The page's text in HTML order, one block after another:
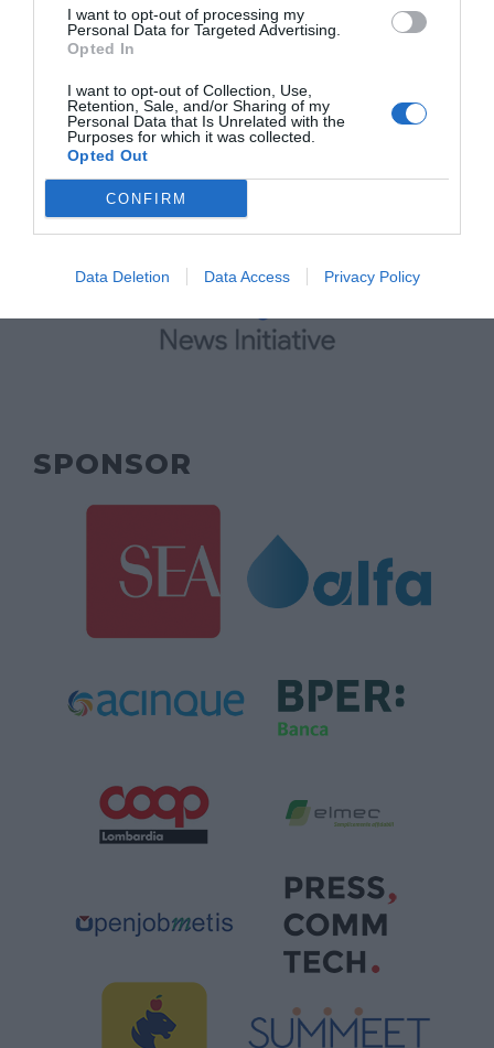
I want to opt-out of processing my
Personal Data for Targeted Advertising.
Opted In
I want to opt-out of Collection, Use,
Retention, Sale, and/or Sharing of my
Personal Data that Is Unrelated with the
Purposes for which it was collected.
Opted Out
CONFIRM
Data Deletion Data Access Privacy Policy
MAIN SPONSOR
SPONSOR